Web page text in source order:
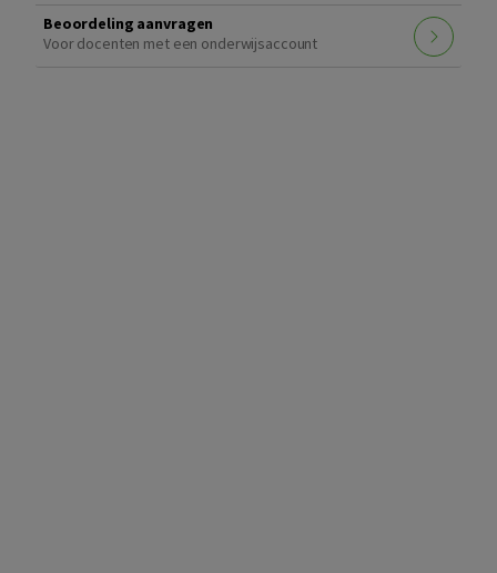
Beoordeling aanvragen
Voor docenten met een onderwijsaccount